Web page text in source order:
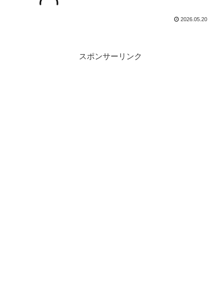
2026.05.20
スポンサーリンク